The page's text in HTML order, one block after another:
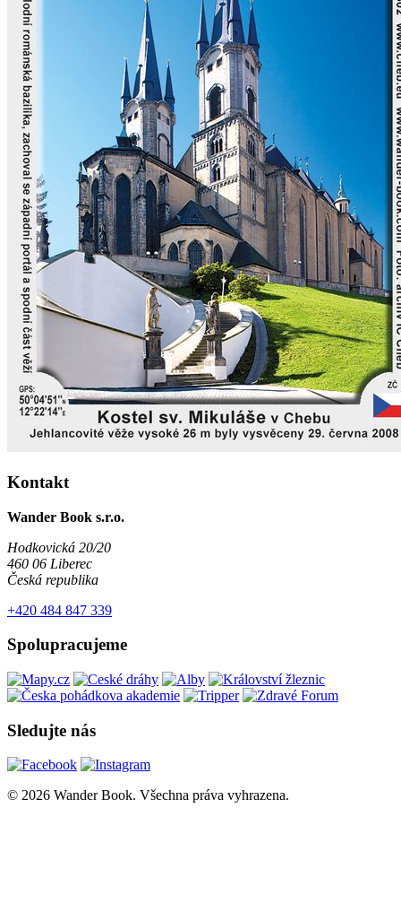
Kontakt
Wander Book s.r.o.
Hodkovická 20/20
460 06 Liberec
Česká republika
+420 484 847 339
Spolupracujeme
Sledujte nás
© 2026 Wander Book. Všechna práva vyhrazena.